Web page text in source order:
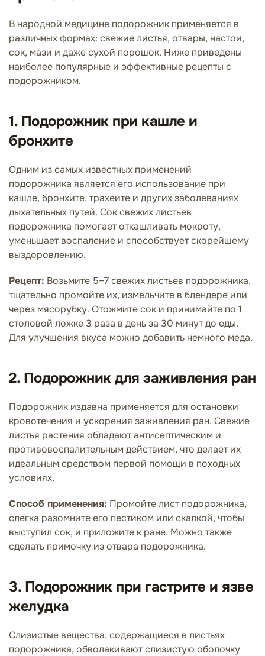
В народной медицине подорожник применяется в
различных формах: свежие листья, отвары, настои,
сок, мази и даже сухой порошок. Ниже приведены
наиболее популярные и эффективные рецепты с
подорожником.
1. Подорожник при кашле и
бронхите
Одним из самых известных применений
подорожника является его использование при
кашле, бронхите, трахеите и других заболеваниях
дыхательных путей. Сок свежих листьев
подорожника помогает откашливать мокроту,
уменьшает воспаление и способствует скорейшему
выздоровлению.
Рецепт: Возьмите 5–7 свежих листьев подорожника,
тщательно промойте их, измельчите в блендере или
через мясорубку. Отожмите сок и принимайте по 1
столовой ложке 3 раза в день за 30 минут до еды.
Для улучшения вкуса можно добавить немного меда.
2. Подорожник для заживления ран
Подорожник издавна применяется для остановки
кровотечения и ускорения заживления ран. Свежие
листья растения обладают антисептическим и
противовоспалительным действием, что делает их
идеальным средством первой помощи в походных
условиях.
Способ применения: Промойте лист подорожника,
слегка разомните его пестиком или скалкой, чтобы
выступил сок, и приложите к ране. Можно также
сделать примочку из отвара подорожника.
3. Подорожник при гастрите и язве
желудка
Слизистые вещества, содержащиеся в листьях
подорожника, обволакивают слизистую оболочку